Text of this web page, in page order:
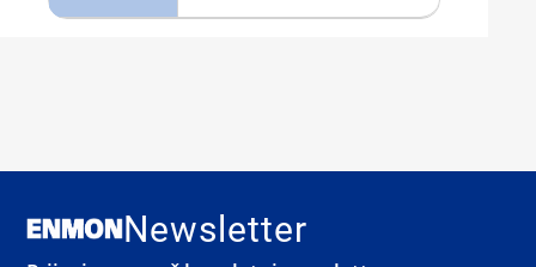
Newsletter